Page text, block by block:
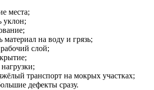
места;
уклон;
материал на воду и грязь;
слой;
транспорт на мокрых участках;
дефекты сразу.